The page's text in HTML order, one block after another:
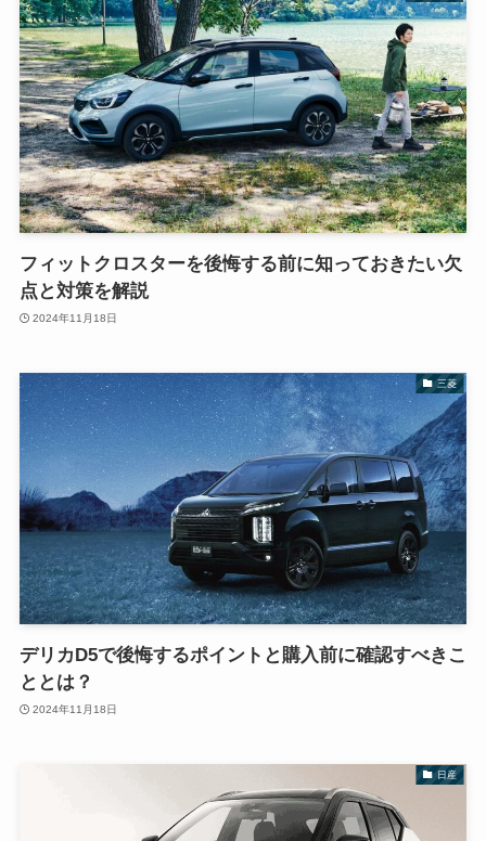
フィットクロスターを後悔する前に知っておきたい欠
点と対策を解説
2024年11月18日
三菱
デリカD5で後悔するポイントと購入前に確認すべきこ
ととは？
2024年11月18日
日産